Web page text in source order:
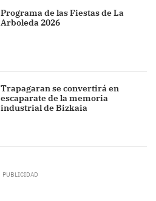
Programa de las Fiestas de La
Arboleda 2026
Trapagaran se convertirá en
escaparate de la memoria
industrial de Bizkaia